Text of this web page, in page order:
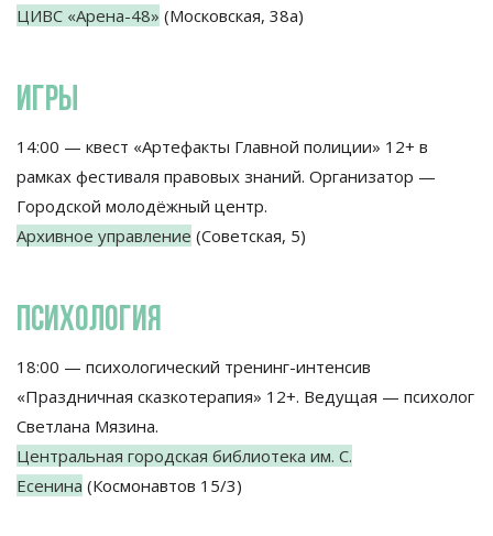
ЦИВС «Арена-48» (Московская, 38а)
ИГРЫ
14:00 — квест «Артефакты Главной полиции» 12+ в
рамках фестиваля правовых знаний. Организатор —
Городской молодёжный центр.
Архивное управление (Советская, 5)
ПСИХОЛОГИЯ
18:00 — психологический тренинг-интенсив
«Праздничная сказкотерапия» 12+. Ведущая — психолог
Светлана Мязина.
Центральная городская библиотека им. С.
Есенина (Космонавтов 15/3)